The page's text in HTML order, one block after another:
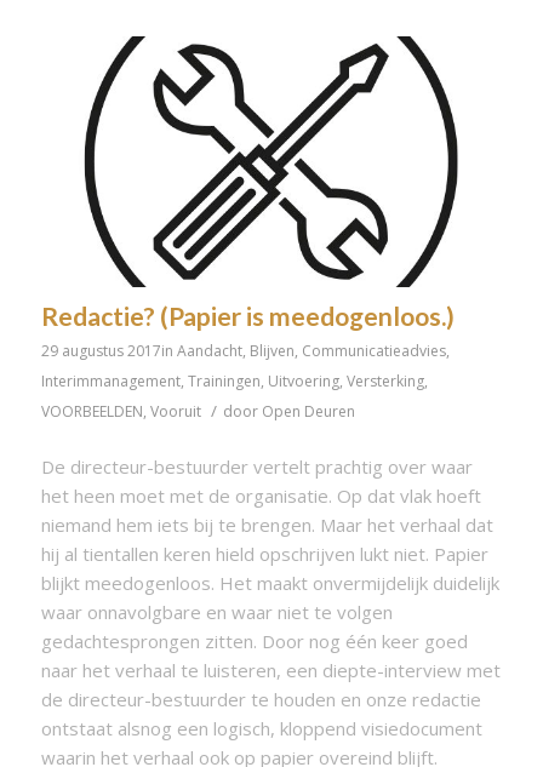
Redactie? (Papier is meedogenloos.)
29 augustus 2017in Aandacht, Blijven, Communicatieadvies,
Interimmanagement, Trainingen, Uitvoering, Versterking,
VOORBEELDEN, Vooruit / door Open Deuren
De directeur-bestuurder vertelt prachtig over waar
het heen moet met de organisatie. Op dat vlak hoeft
niemand hem iets bij te brengen. Maar het verhaal dat
hij al tientallen keren hield opschrijven lukt niet. Papier
blijkt meedogenloos. Het maakt onvermijdelijk duidelijk
waar onnavolgbare en waar niet te volgen
gedachtesprongen zitten. Door nog één keer goed
naar het verhaal te luisteren, een diepte-interview met
de directeur-bestuurder te houden en onze redactie
ontstaat alsnog een logisch, kloppend visiedocument
waarin het verhaal ook op papier overeind blijft.